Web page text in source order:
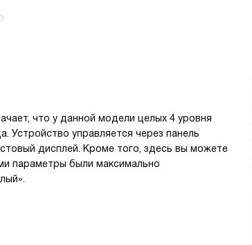
что у данной модели целых 4 уровня
Устройство управляется через панель
дисплей. Кроме того, здесь вы можете
параметры были максимально